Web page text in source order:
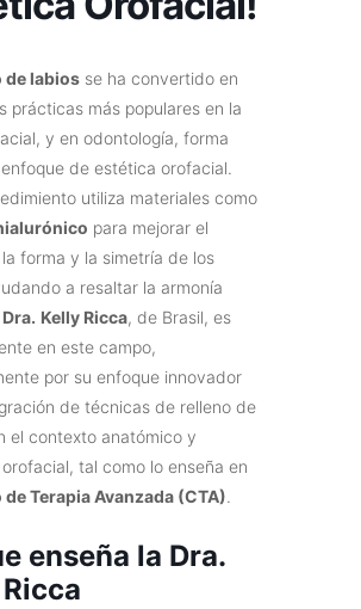
de labios se ha convertido en
prácticas más populares en la
y en odontología, forma
de estética orofacial.
utiliza materiales como
para mejorar el
forma y la simetría de los
a resaltar la armonía
Dra. Kelly Ricca, de Brasil, es
en este campo,
por su enfoque innovador
de técnicas de relleno de
el contexto anatómico y
tal como lo enseña en
Terapia Avanzada (CTA).
enseña la Dra.